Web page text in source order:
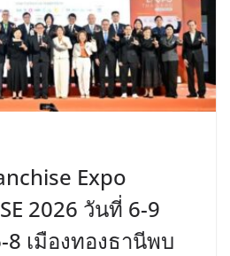
Expo
2026 วันที่ 6-9
เมืองทองธานีพบ